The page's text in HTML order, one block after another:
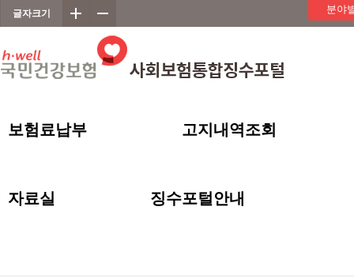
메인메뉴 바로가기
좌측 서브메뉴 바로가기
본문 바로가기
글자크기
보험료납부 고지내역조회
자료실 징수포털안내
분야